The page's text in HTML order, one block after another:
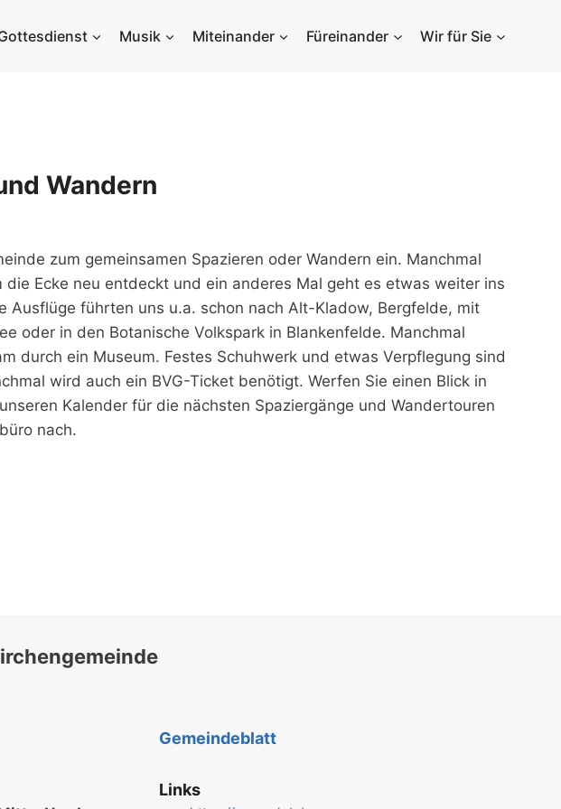
Musik Miteinander Füreinander Wir für Sie
Wandern
zum gemeinsamen Spazieren oder Wandern ein. Manchmal
Ecke neu entdeckt und ein anderes Mal geht es etwas weiter ins
Ausflüge führten uns u.a. schon nach Alt-Kladow, Bergfelde, mit
oder in den Botanische Volkspark in Blankenfelde. Manchmal
durch ein Museum. Festes Schuhwerk und etwas Verpflegung sind
wird auch ein BVG-Ticket benötigt. Werfen Sie einen Blick in
Kalender für die nächsten Spaziergänge und Wandertouren
nach.
Gemeindeblatt
Links